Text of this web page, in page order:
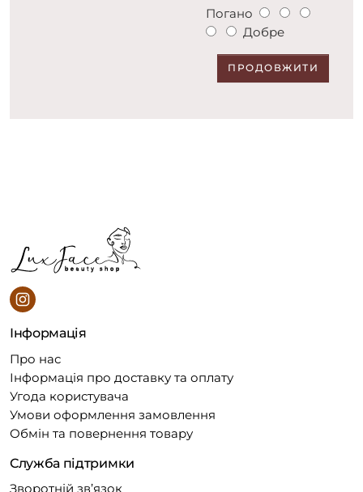
Погано
Добре
ПРОДОВЖИТИ
Інформація
Про нас
Інформація про доставку та оплату
Угода користувача
Умови оформлення замовлення
Обмін та повернення товару
Служба підтримки
Зворотній зв’язок